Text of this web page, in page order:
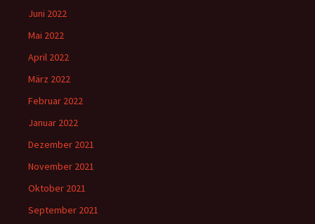
Juni 2022
Mai 2022
April 2022
März 2022
Februar 2022
Januar 2022
Dezember 2021
November 2021
Oktober 2021
September 2021